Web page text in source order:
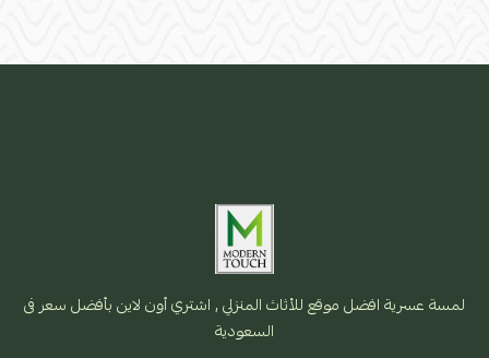
لمسة عسرية افضل موقع للأثاث المنزلي , اشتري أون لاين بأفضل سعر فى
السعودية